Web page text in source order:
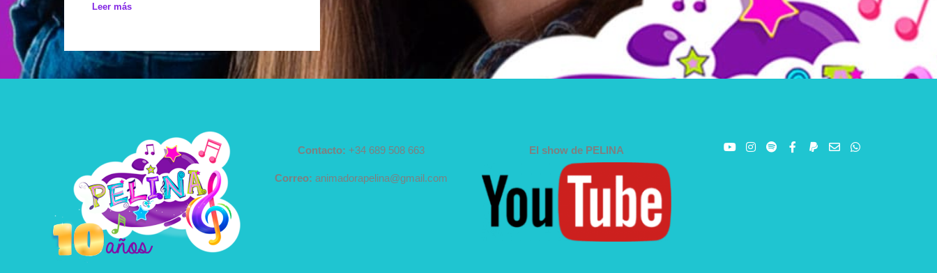
Leer más
Contacto: +34 689 508 663
Correo: animadorapelina@gmail.com
El show de PELINA